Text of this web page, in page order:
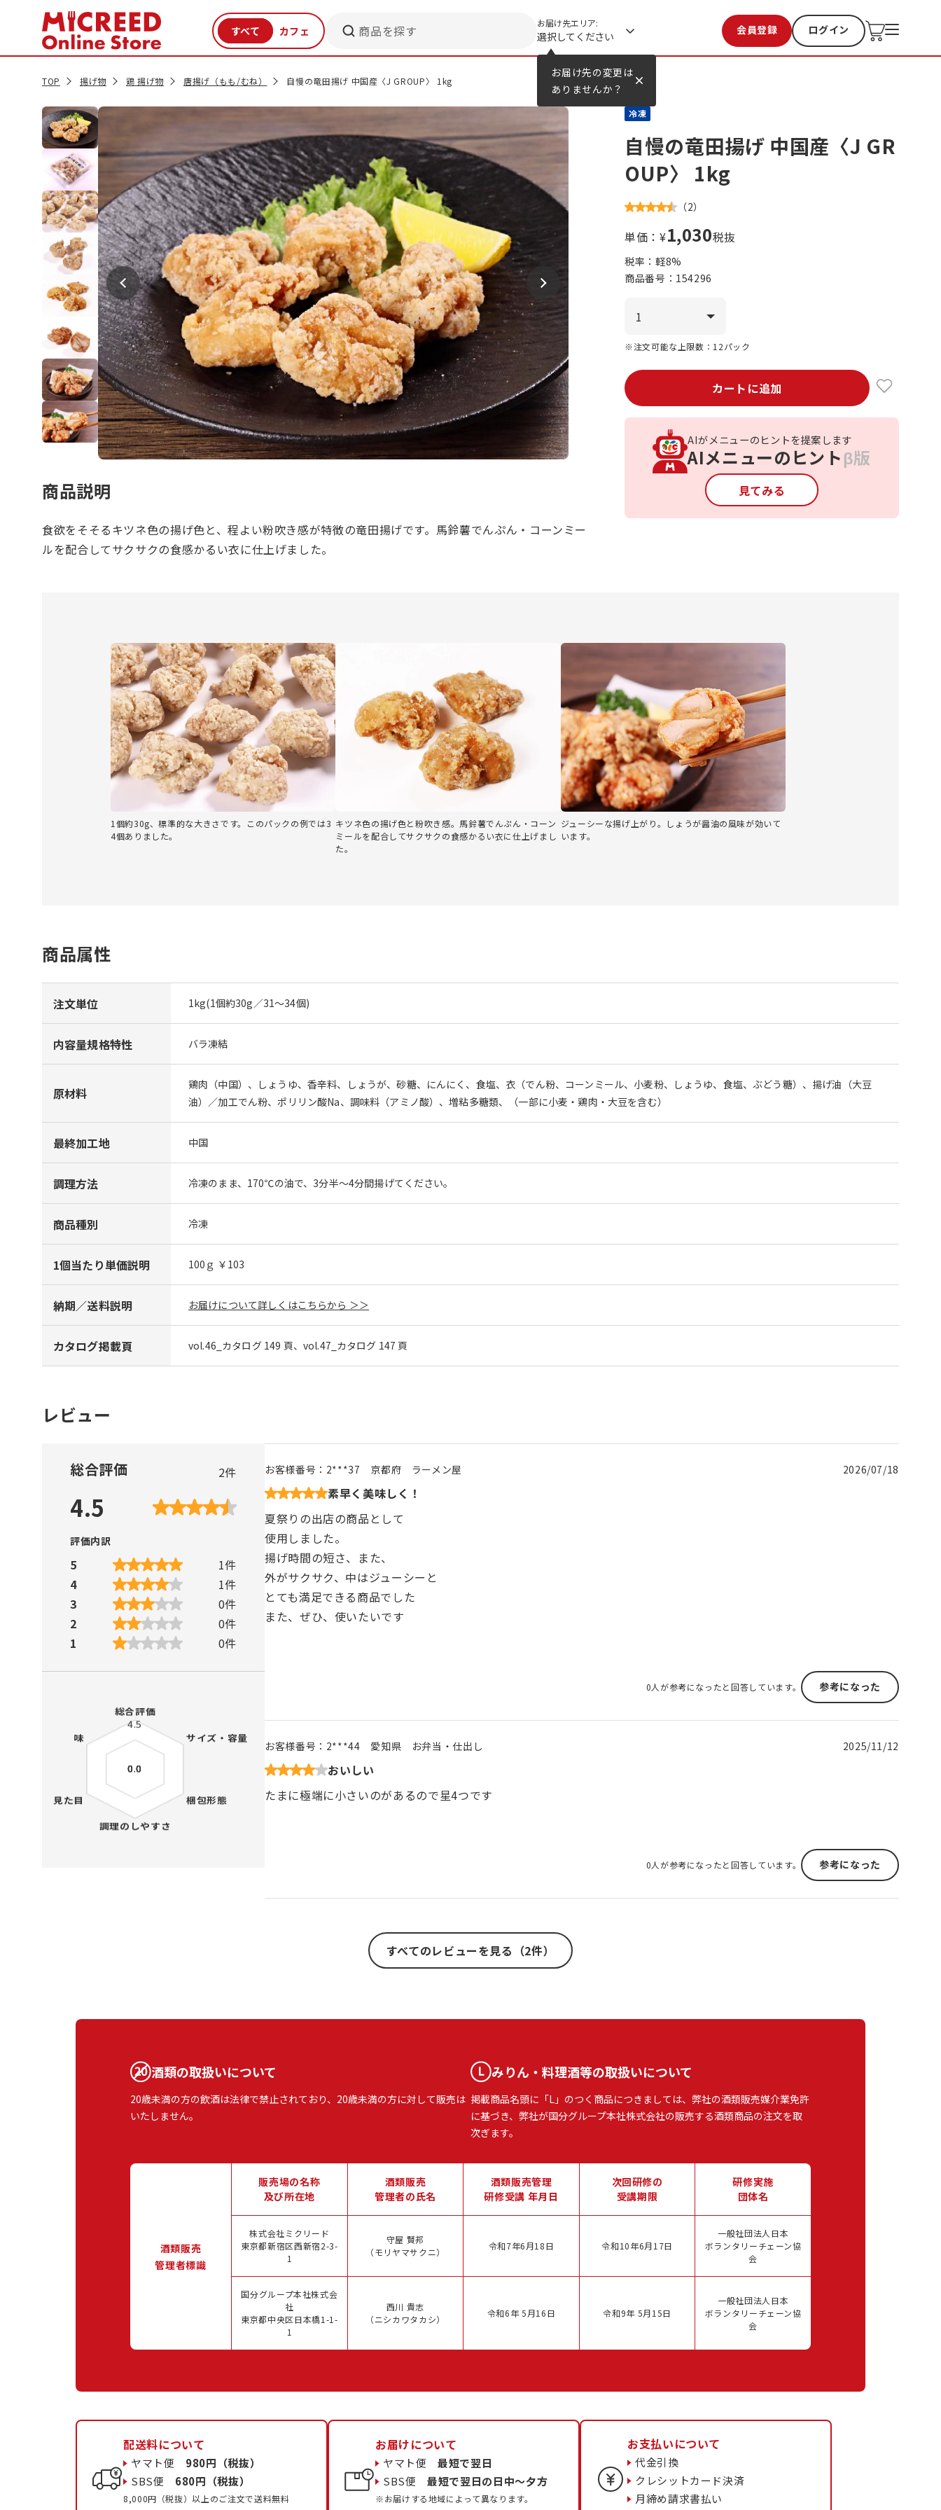
お届け先の変更は
ありませんか？
商品を探す お届け先エリア:
選択してください 会員登録 ログイン
お気に入り 過去購入
TOP 揚げ物 鶏 揚げ物 唐揚げ（もも/むね） 自慢の竜田揚げ 中国産〈J GROUP〉 1kg
冷凍
自慢の竜田揚げ 中国産〈J GR
OUP〉 1kg
（2）
単価：¥1,030税抜
税率：軽8%
商品番号： 154296
※注文可能な上限数：12パック
カートに追加
AIがメニューのヒントを提案します
AIメニューのヒントβ版
見てみる
商品説明
食欲をそそるキツネ色の揚げ色と、程よい粉吹き感が特徴の竜田揚げです。馬鈴薯でんぷん・コーンミー
ルを配合してサクサクの食感かるい衣に仕上げました。
1個約30g、標準的な大きさです。このパックの例では3
4個ありました。
キツネ色の揚げ色と粉吹き感。馬鈴薯でんぷん・コーン
ミールを配合してサクサクの食感かるい衣に仕上げまし
た。
ジューシーな揚げ上がり。しょうが醤油の風味が効いて
います。
商品属性
注文単位 1kg(1個約30g／31～34個)
内容量規格特性 バラ凍結
原材料
鶏肉（中国）、しょうゆ、香辛料、しょうが、砂糖、にんにく、食塩、衣（でん粉、コーンミール、小麦粉、しょうゆ、食塩、ぶどう糖）、揚げ油（大豆
油）／加工でん粉、ポリリン酸Na、調味料（アミノ酸）、増粘多糖類、（一部に小麦・鶏肉・大豆を含む）
最終加工地 中国
調理方法 冷凍のまま、170℃の油で、3分半～4分間揚げてください。
商品種別 冷凍
1個当たり単価説明 100ｇ ￥103
納期／送料説明 お届けについて詳しくはこちらから ＞＞
カタログ掲載頁 vol.46_カタログ 149 頁、vol.47_カタログ 147 頁
レビュー
総合評価 2件
4.5
評価内訳
5 1件
4
1件
3
0件
2
0件
1
0件
お客様番号： 2***37 京都府 ラーメン屋 2026/07/18
素早く美味しく！
夏祭りの出店の商品として
使用しました。
揚げ時間の短さ、また、
外がサクサク、中はジューシーと
とても満足できる商品でした
また、ぜひ、使いたいです
0人が参考になったと回答しています。 参考になった
お客様番号： 2***44 愛知県 お弁当・仕出し 2025/11/12
おいしい
たまに極端に小さいのがあるので星4つです
0人が参考になったと回答しています。 参考になった
すべてのレビューを見る（2件）
酒類の取扱いについて
20歳未満の方の飲酒は法律で禁止されており、20歳未満の方に対して販売は
いたしません。
みりん・料理酒等の取扱いについて
掲載商品名頭に「L」のつく商品につきましては、弊社の酒類販売媒介業免許
に基づき、弊社が国分グループ本社株式会社の販売する酒類商品の注文を取
次ぎます。
酒類販売
管理者標識
販売場の名称
及び所在地
酒類販売
管理者の氏名
酒類販売管理
研修受講 年月日
次回研修の
受講期限
研修実施
団体名
株式会社ミクリード
東京都新宿区西新宿2-3-
1
守屋 賢邦
（モリヤマサクニ）
令和7年6月18日 令和10年6月17日
一般社団法人日本
ボランタリーチェーン協
会
国分グループ本社株式会
社
東京都中央区日本橋1-1-
1
西川 貴志
（ニシカワタカシ）
令和6年 5月16日 令和9年 5月15日
一般社団法人日本
ボランタリーチェーン協
会
配送料について
ヤマト便 980円（税抜）
SBS便 680円（税抜）
8,000円（税抜）以上のご注文で送料無料
お届けについて
ヤマト便最短で翌日
SBS便最短で翌日の日中〜夕方
※お届けする地域によって異なります。
お支払いについて
代金引換
クレシットカード決済
月締め請求書払い